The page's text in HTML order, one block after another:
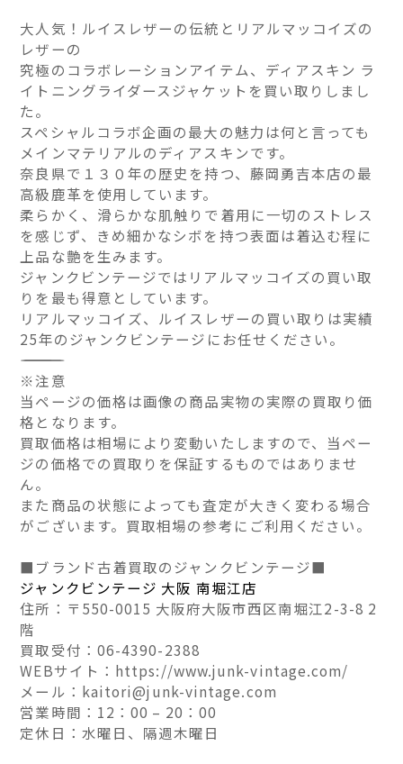
大人気！ルイスレザーの伝統とリアルマッコイズの
レザーの
究極のコラボレーションアイテム、ディアスキン ラ
イトニングライダースジャケットを買い取りしまし
た。
スペシャルコラボ企画の最大の魅力は何と言っても
メインマテリアルのディアスキンです。
奈良県で１３０年の歴史を持つ、藤岡勇吉本店の最
高級鹿革を使用しています。
柔らかく、滑らかな肌触りで着用に一切のストレス
を感じず、きめ細かなシボを持つ表面は着込む程に
上品な艶を生みます。
ジャンクビンテージではリアルマッコイズの買い取
りを最も得意としています。
リアルマッコイズ、ルイスレザーの買い取りは実績
25年のジャンクビンテージにお任せください。
――――――――――――――
※注意
当ページの価格は画像の商品実物の実際の買取り価
格となります。
買取価格は相場により変動いたしますので、当ペー
ジの価格での買取りを保証するものではありませ
ん。
また商品の状態によっても査定が大きく変わる場合
がございます。買取相場の参考にご利用ください。
■ブランド古着買取のジャンクビンテージ■
ジャンクビンテージ 大阪 南堀江店
住所：〒550-0015 大阪府大阪市西区南堀江2-3-8 2
階
買取受付：06-4390-2388
WEBサイト：https://www.junk-vintage.com/
メール：kaitori@junk-vintage.com
営業時間：12：00 – 20：00
定休日：水曜日、隔週木曜日